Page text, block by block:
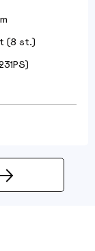
(8 st.)